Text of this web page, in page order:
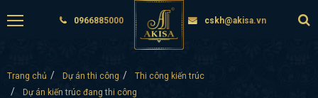
0966885000 cskh@akisa.vn
Trang chủ Dự án thi công
Thi công kiến trúc
Dự án kiến trúc đang thi công